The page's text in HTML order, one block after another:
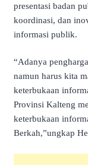
presentasi badan
koordinasi, dan
informasi publik.
“Adanya
namun harus kita
keterbukaan
Provinsi Kalteng
keterbukaan
Berkah,”ungkap